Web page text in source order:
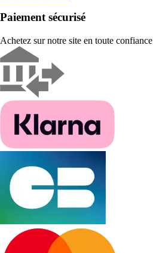
Paiement sécurisé
Achetez sur notre site en toute confiance